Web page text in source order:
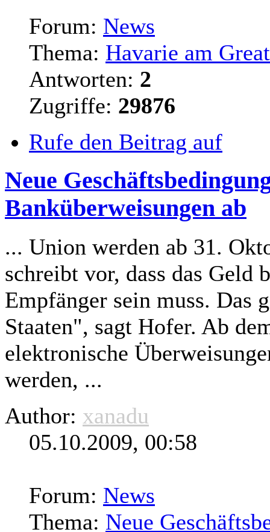
Forum: News
Thema: Havarie am
Antworten: 2
Zugriffe: 29876
Rufe den Beitrag auf
Neue
Banküberweisungen ab
... Union werden ab 31.
schreibt vor, dass das Geld
Empfänger sein muss. Das
Staaten", sagt Hofer. Ab
elektronische
werden, ...
Author: xanadu
05.10.2009, 00:58
Forum: News
Thema: Neue